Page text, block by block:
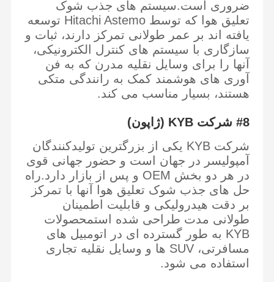
ضروری است.سیستم های جذب شوک
تعلیق هوا که توسط Hitachi Astemo توسعه
یافته اند بر عمر طولانی تمرکز دارند، ثبات و
سازگاری با سیستم های کنترل الکترونیکی،
آنها را برای وسایل نقلیه مدرن که به فن
آوری های هوشمند کمک به رانندگی متکی
هستند، بسیار مناسب می کند.
#8 شرکت KYB (ژاپون)
شرکت KYB یکی از بزرگترین تولیدکنندگان
آمپولیسر در جهان است و حضور جهانی قوی
در هر دو بخش OEM و پس از بازار دارد.راه
حل های جذب شوک تعلیق هوا آنها با تمرکز
بر دقت هیدرولیکی و قابلیت اطمینان
طولانی مدت طراحی شده استمحصولات
KYB به طور گسترده ای در اتومبیل های
مسافرتی، SUV ها و وسایل نقلیه تجاری
استفاده می شود.